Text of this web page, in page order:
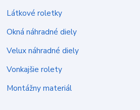
Látkové roletky
Okná náhradné diely
Velux náhradné diely
Vonkajšie rolety
Montážny materiál